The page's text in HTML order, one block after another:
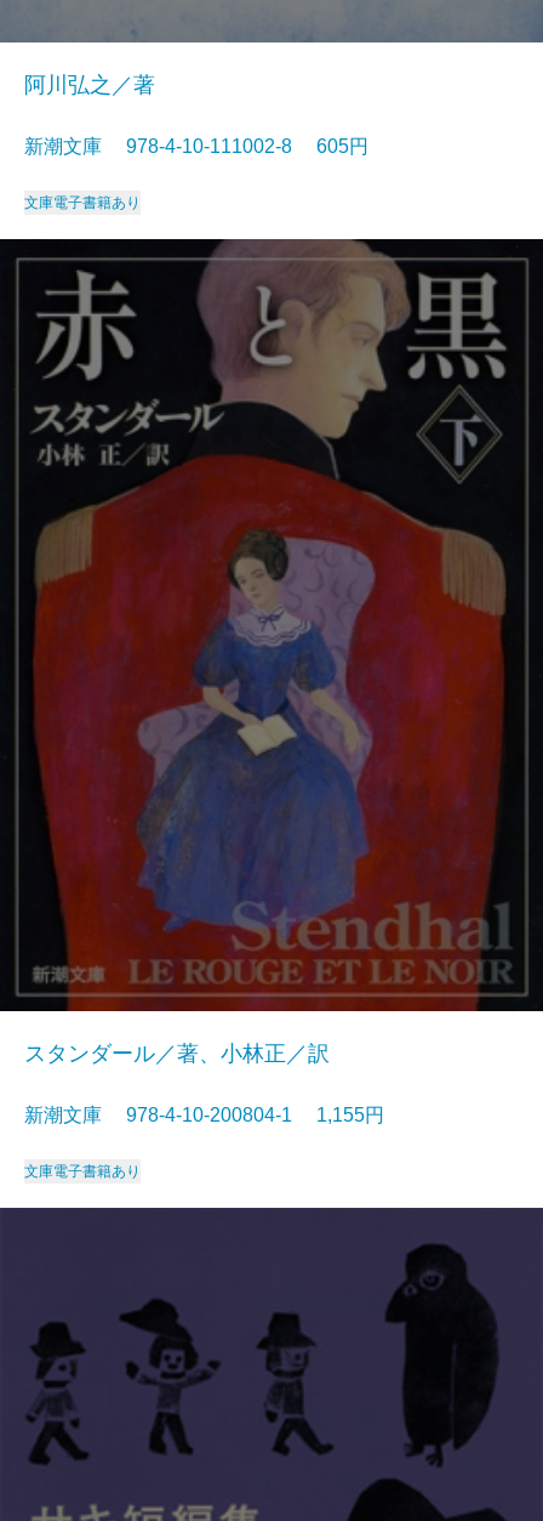
阿川弘之／著
新潮文庫 978-4-10-111002-8 605円
文庫電子書籍あり
スタンダール／著、小林正／訳
新潮文庫 978-4-10-200804-1 1,155円
文庫電子書籍あり